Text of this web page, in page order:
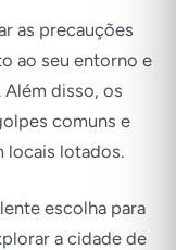
as precauções
ao seu entorno e
Além disso, os
comuns e
locais lotados.
escolha para
a cidade de